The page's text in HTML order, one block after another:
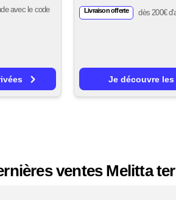
avec le code
Livraison offerte dès 200€
Je découvre les
ventes Melitta